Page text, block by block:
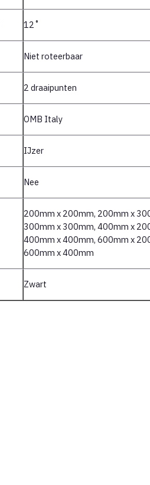
12˚
Niet roteerbaar
2 draaipunten
OMB Italy
IJzer
Nee
200mm x 200mm, 200mm x
300mm x 300mm, 400mm x
400mm x 400mm, 600mm x
600mm x 400mm
Zwart